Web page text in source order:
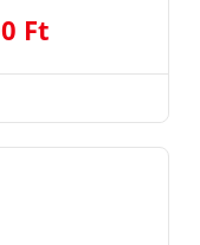
Ft